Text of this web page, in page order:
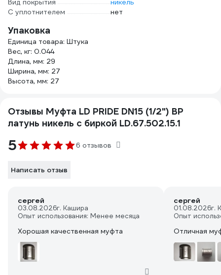
Вид покрытия
никель
С уплотнителем
нет
Упаковка
Единица товара: Штука
Вес, кг: 0.044
Длина, мм: 29
Ширина, мм: 27
Высота, мм: 27
Отзывы Муфта LD PRIDE DN15 (1/2") ВР
латунь никель с биркой LD.67.502.15.1
5 6 отзывов
Написать отзыв
сергей
03.08.2026г. Кашира
Опыт использования: Менее месяца
Хорошая качественная муфта
сергей
01.08.2026г.
Опыт
Отличная